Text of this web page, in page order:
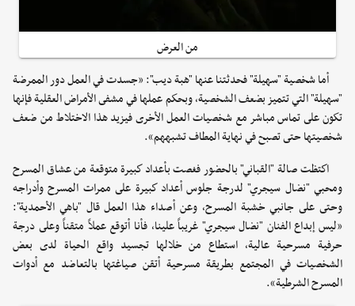
من العرض
أما شخصية "سهيلة" فحدثتنا عنها "هبة ديب": «جسدت في العمل دور الممرضة
"سهيلة" التي تتميز بضعف الشخصية، وبحكم عملها في مشفى الأمراض العقلية فإنها
تكون على تماس مباشر مع شخصيات العمل الأخرى فيزيد هذا الاختلاط من ضعف
شخصيتها حتى تصبح في نهاية المطاف تشبههم».
اكتظت صالة "القباني" بالحضور فغصت بأعداد كبيرة متوقعة من عشاق المسرح
ومحبي "نضال سيجري" لدرجة جلوس أعداد كبيرة على ممرات المسرح وأدراجه
وحتى على جانبي خشبة المسرح، وعن أصداء هذا العمل قال "باهي الأحمدية":
«ليس إبداع الفنان "نضال سيجري" غريباً علينا، فأنا أتوقع عملاً متقناً وعلى درجة
حرفية مسرحية عالية، استطاع من خلالها تجسيد واقع الحياة لدى بعض
الشخصيات في المجتمع بطريقة مسرحية أتقن صياغتها بالتعاضد مع أدوات
المسرح الشرطية».